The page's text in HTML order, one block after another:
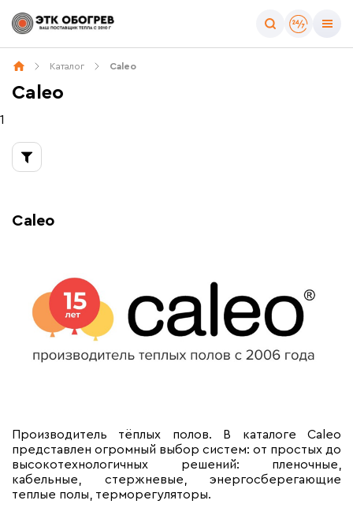
Каталог Caleo
Caleo
1
Тип товара
Все товары бренда
Греющий кабель
Caleo
Производитель тёплых полов. В каталоге Caleo
представлен огромный выбор систем: от простых до
высокотехнологичных решений: пленочные,
кабельные, стержневые, энергосберегающие
теплые полы, терморегуляторы.